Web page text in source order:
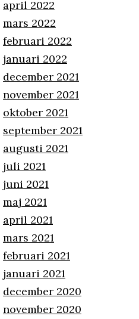
april 2022
mars 2022
februari 2022
januari 2022
december 2021
november 2021
oktober 2021
september 2021
augusti 2021
juli 2021
juni 2021
maj 2021
april 2021
mars 2021
februari 2021
januari 2021
december 2020
november 2020